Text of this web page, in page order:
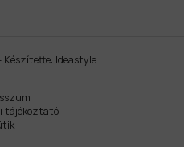
Ideastyle
tájékoztató